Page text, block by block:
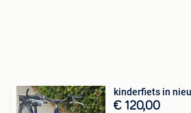
kinderfiets in
€ 120,00